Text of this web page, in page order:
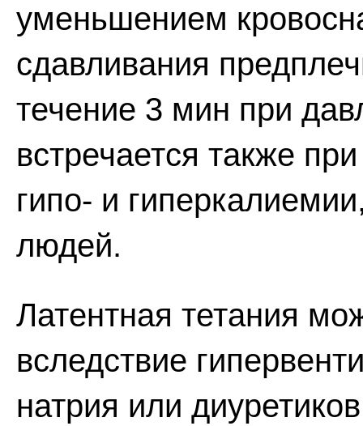
уменьшением
сдавливания
течение 3 мин при
встречается также
гипо- и
людей.
Латентная тетания
вследствие
натрия или